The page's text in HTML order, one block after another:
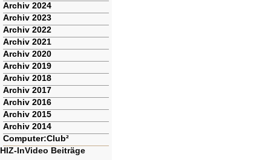
Archiv 2024
Archiv 2023
Archiv 2022
Archiv 2021
Archiv 2020
Archiv 2019
Archiv 2018
Archiv 2017
Archiv 2016
Archiv 2015
Archiv 2014
Computer:Club²
HIZ-InVideo Beiträge